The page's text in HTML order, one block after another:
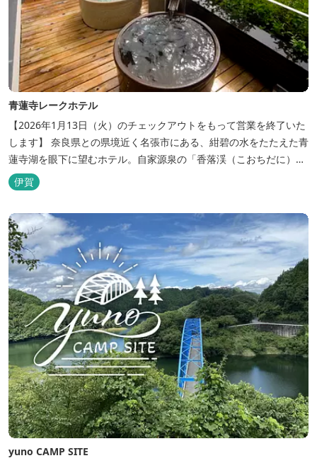
青蓮寺レークホテル
【2026年1月13日（火）のチェックアウトをもって営業を終了いた
します】 奈良県との県境近く名張市にある、紺碧の水をたたえた青
蓮寺湖を眼下に望むホテル。自家源泉の「香落渓（こおちだに）温
泉」は天然アルカリ泉。露天風呂から眺める湖は、遮るものがな
く、絶景と評判です。
伊賀
yuno CAMP SITE